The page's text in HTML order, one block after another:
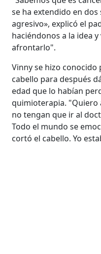
se ha extendido en
agresivo», explicó el
haciéndonos a la idea
afrontarlo".
Vinny se hizo
cabello para después
edad que lo habían
quimioterapia. "Quiero
no tengan que ir al
Todo el mundo se
cortó el cabello. Yo